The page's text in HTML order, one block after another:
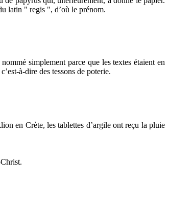
latin " regis ", d’où le prénom.
simplement parce que les textes étaient en
à-dire des tessons de poterie.
en Crète, les tablettes d’argile ont reçu la pluie